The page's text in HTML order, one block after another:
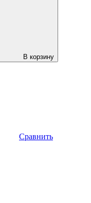
В корзину
Сравнить